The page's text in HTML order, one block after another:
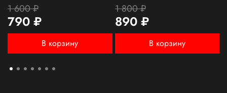
1 600 ₽
790 ₽
В корзину
1 800 ₽
890 ₽
В корзину